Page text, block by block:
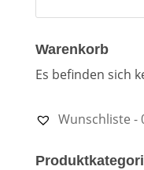
Warenkorb
Es befinden sich
Wunschliste -